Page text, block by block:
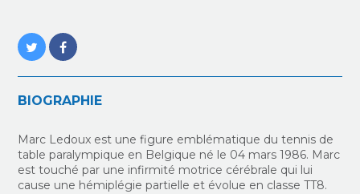
BIOGRAPHIE
Marc Ledoux est une figure emblématique du tennis de
table paralympique en Belgique né le 04 mars 1986. Marc
est touché par une infirmité motrice cérébrale qui lui
cause une hémiplégie partielle et évolue en classe TT8.